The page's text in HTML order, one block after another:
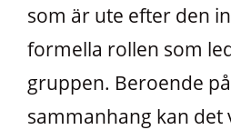
som är ute efter den
formella rollen som
gruppen. Beroende
sammanhang kan